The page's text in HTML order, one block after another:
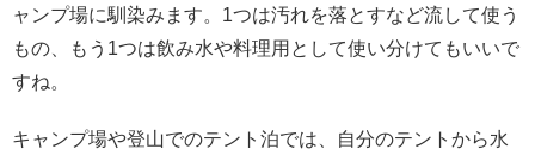
ャンプ場に馴染みます。1つは汚れを落とすなど流して使う
もの、もう1つは飲み水や料理用として使い分けてもいいで
すね。
キャンプ場や登山でのテント泊では、自分のテントから水